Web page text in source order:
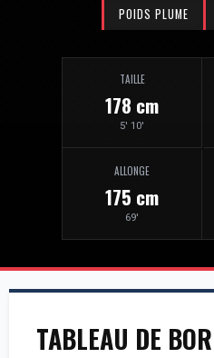
POIDS PLUME
TAILLE
178 cm
5' 10'
ALLONGE
175 cm
69'
TABLEAU DE